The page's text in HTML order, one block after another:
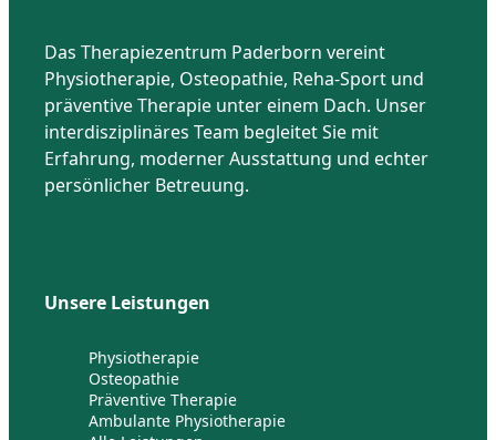
Das Therapiezentrum Paderborn vereint
Physiotherapie, Osteopathie, Reha-Sport und
präventive Therapie unter einem Dach. Unser
interdisziplinäres Team begleitet Sie mit
Erfahrung, moderner Ausstattung und echter
persönlicher Betreuung.
Unsere Leistungen
Physiotherapie
Osteopathie
Präventive Therapie
Ambulante Physiotherapie